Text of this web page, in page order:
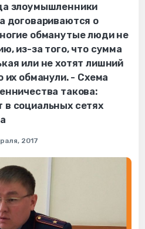
злоумышленники
договариваются о
обманутые люди не
из-за того, что сумма
или не хотят лишний
их обманули. - Схема
такова:
социальных сетях
2017